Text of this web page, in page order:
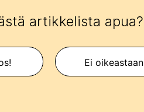
artikkelista apua?
Ei oikeastaan